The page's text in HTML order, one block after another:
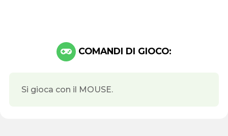
COMANDI DI GIOCO:
Si gioca con il MOUSE.